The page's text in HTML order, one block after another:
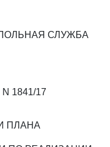
СЛУЖБА
N 1841/17
ПЛАНА